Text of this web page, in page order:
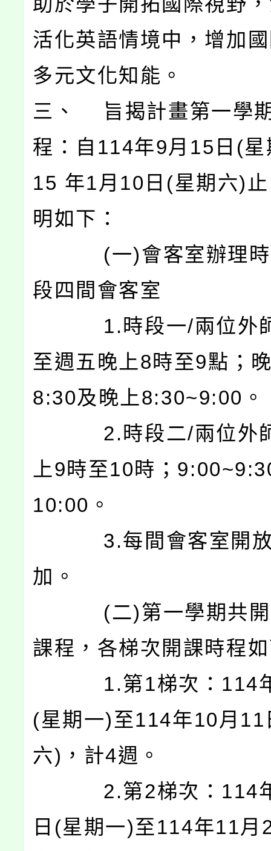
活化英語情境中，增加
多元文化知能。
三、 旨揭計畫第一學
程：自114年9月15日(
15 年1月10日(星期六)
明如下：
(一)會客室辦理時
段四間會客室
1.時段一/兩位外師
至週五晚上8時至9點；
8:30及晚上8:30~9:00。
2.時段二/兩位外師
上9時至10時；
10:00。
3.每間會客室開放
加。
(二)第一學期共開
課程，各梯次開課時程
1.第1梯次：114年
(星期一)至114年10月11
六)，計4週。
2.第2梯次：114年
日(星期一)至114年11月